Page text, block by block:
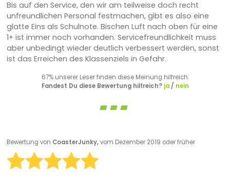
Bis auf den Service, den wir am teilweise doch recht
unfreundlichen Personal festmachen, gibt es also eine
glatte Eins als Schulnote. Bischen Luft nach oben für eine
1+ ist immer noch vorhanden. Servicefreundlichkeit muss
aber unbedingt wieder deutlich verbessert werden, sonst
ist das Erreichen des Klassenziels in Gefahr.
67% unserer Leser finden diese Meinung hilfreich.
Fandest Du diese Bewertung hilfreich? ja/ nein
Bewertung von CoasterJunky,vom Dezember 2019 oder früher